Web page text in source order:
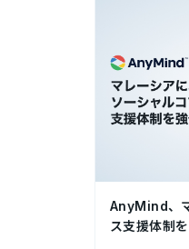
AnyMind、
ス支援体制